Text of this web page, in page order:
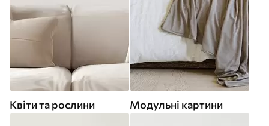
Квіти та рослини Модульні картини